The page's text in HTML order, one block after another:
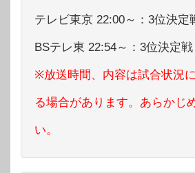
テレビ東京 22:00～：3位決定
BSテレ東 22:54～：3位決定
※放送時間、内容は試合状況
る場合があります。あらかじ
い。